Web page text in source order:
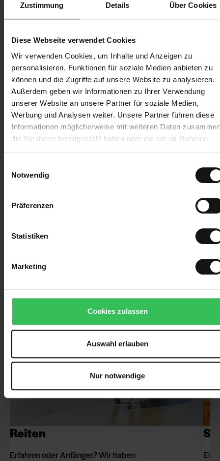
Zustimmung Details Über Cookies
Diese Webseite verwendet Cookies
Wir verwenden Cookies, um Inhalte und Anzeigen zu
personalisieren, Funktionen für soziale Medien anbieten zu
können und die Zugriffe auf unsere Website zu analysieren.
Außerdem geben wir Informationen zu Ihrer Verwendung
unserer Website an unsere Partner für soziale Medien,
Werbung und Analysen weiter. Unsere Partner führen diese
Informationen möglicherweise mit weiteren Daten
die Sie ihnen bereitgestellt haben oder die sie im Rahmen
weiterhin nutzen.
Notwendig
Präferenzen
Statistiken
Marketing
Cookies zulassen
Auswahl erlauben
Nur notwendige
Reiten
Erfahren oder Anfänger? Wir haben
Ein